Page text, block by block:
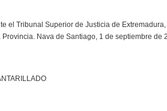
el Tribunal Superior de Justicia de
Nava de Santiago, 1 de septiembre de